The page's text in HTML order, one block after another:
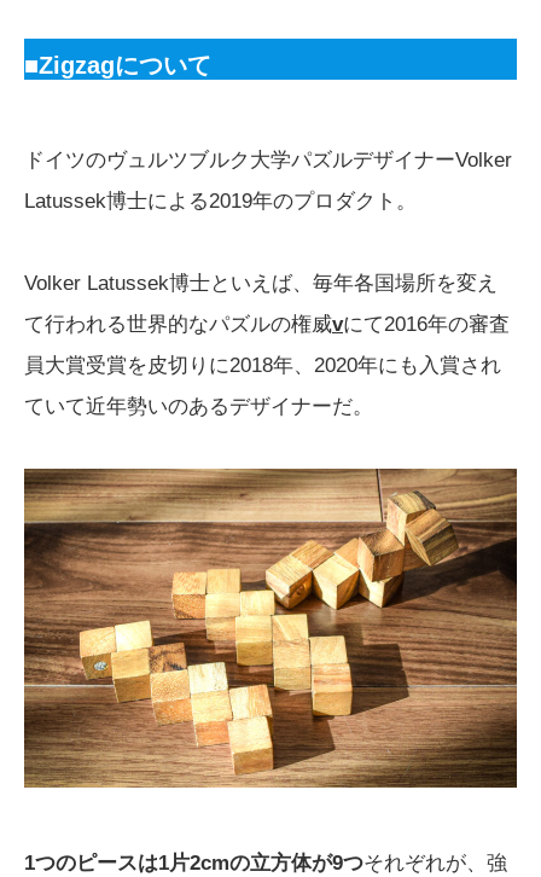
■Zigzagについて
ドイツのヴュルツブルク大学パズルデザイナーVolker
Latussek博士による2019年のプロダクト。
Volker Latussek博士といえば、毎年各国場所を変え
て行われる世界的なパズルの権威vにて2016年の審査
員大賞受賞を皮切りに2018年、2020年にも入賞され
ていて近年勢いのあるデザイナーだ。
1つのピースは1片2cmの立方体が9つそれぞれが、強